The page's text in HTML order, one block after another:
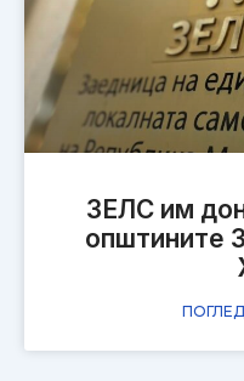
ЗЕЛС им
општините